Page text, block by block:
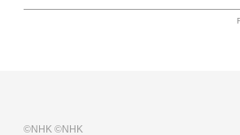
©NHK©NHK